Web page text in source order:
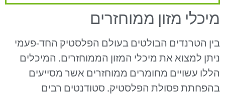
מיכלי מזון ממוחזרים
בין הטרנדים הבולטים בעולם הפלסטיק החד-פעמי
ניתן למצוא את מיכלי המזון הממוחזרים. המיכלים
הללו עשויים מחומרים ממוחזרים אשר מסייעים
בהפחתת פסולת הפלסטיק. סטודנטים רבים